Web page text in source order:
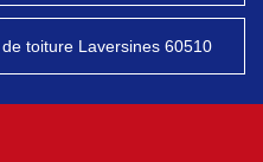
toiture Laversines 60510